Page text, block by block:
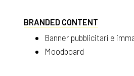
BRANDED CONTENT
Banner pubblicitari e
Moodboard